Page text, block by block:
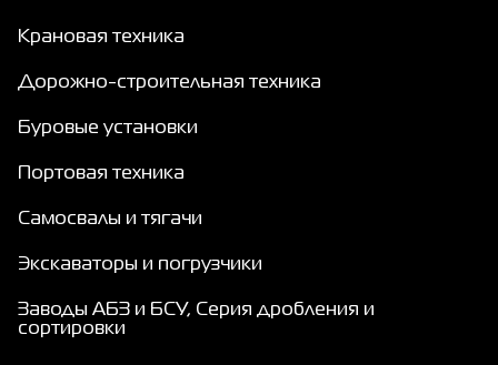
Крановая техника
Дорожно-строительная техника
Буровые установки
Портовая техника
Самосвалы и тягачи
Экскаваторы и погрузчики
Заводы АБЗ и БСУ, Серия дробления и
сортировки